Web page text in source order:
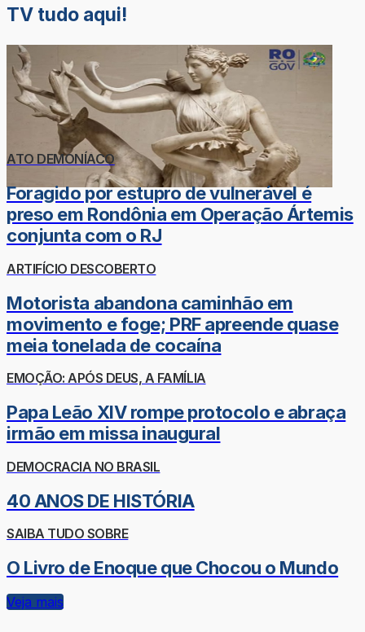
TV tudo aqui!
ATO DEMONÍACO
Foragido por estupro de vulnerável é
preso em Rondônia em Operação Ártemis
conjunta com o RJ
ARTIFÍCIO DESCOBERTO
Motorista abandona caminhão em
movimento e foge; PRF apreende quase
meia tonelada de cocaína
EMOÇÃO: APÓS DEUS, A FAMÍLIA
Papa Leão XIV rompe protocolo e abraça
irmão em missa inaugural
DEMOCRACIA NO BRASIL
40 ANOS DE HISTÓRIA
SAIBA TUDO SOBRE
O Livro de Enoque que Chocou o Mundo
Veja mais